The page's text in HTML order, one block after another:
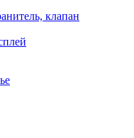
клапан